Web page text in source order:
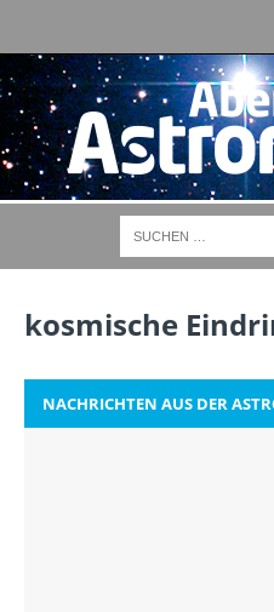
kosmische
NACHRICHTEN AUS DER